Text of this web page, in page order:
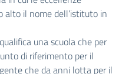
alto il nome dell’istituto in
una scuola che per
di riferimento per il
che da anni lotta per il